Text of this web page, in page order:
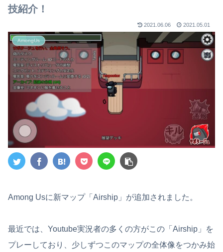
技紹介！
2021.06.06 2021.05.01
AmongUs
Among Usに新マップ「Airship」が追加されました。
最近では、Youtube実況者の多くの方がこの「Airship」を
プレーしており、少しずつこのマップの全体像をつかみ始